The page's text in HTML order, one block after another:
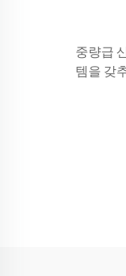
중량급
템을 갖